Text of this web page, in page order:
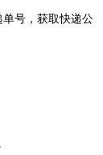
号，获取快递公